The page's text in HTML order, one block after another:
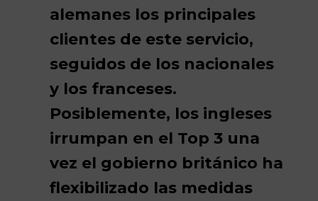
alemanes los principales
clientes de este servicio,
seguidos de los nacionales
y los franceses.
Posiblemente, los ingleses
irrumpan en el Top 3 una
vez el gobierno británico ha
flexibilizado las medidas